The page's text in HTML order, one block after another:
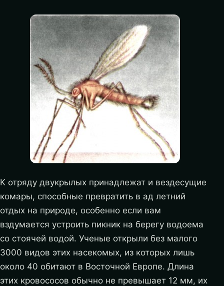
К отряду двукрылых принадлежат и вездесущие
комары, способные превратить в ад летний
отдых на природе, особенно если вам
вздумается устроить пикник на берегу водоема
со стоячей водой. Ученые открыли без малого
3000 видов этих насекомых, из которых лишь
около 40 обитают в Восточной Европе. Длина
этих кровососов обычно не превышает 12 мм, их